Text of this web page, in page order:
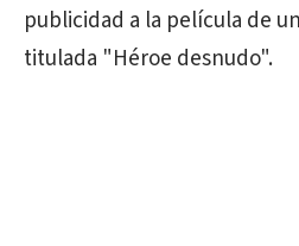
publicidad a la película de
titulada "Héroe desnudo".